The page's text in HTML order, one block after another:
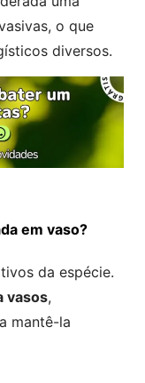
o que
diversos.
em vaso?
da espécie.
vasos,
mantê-la